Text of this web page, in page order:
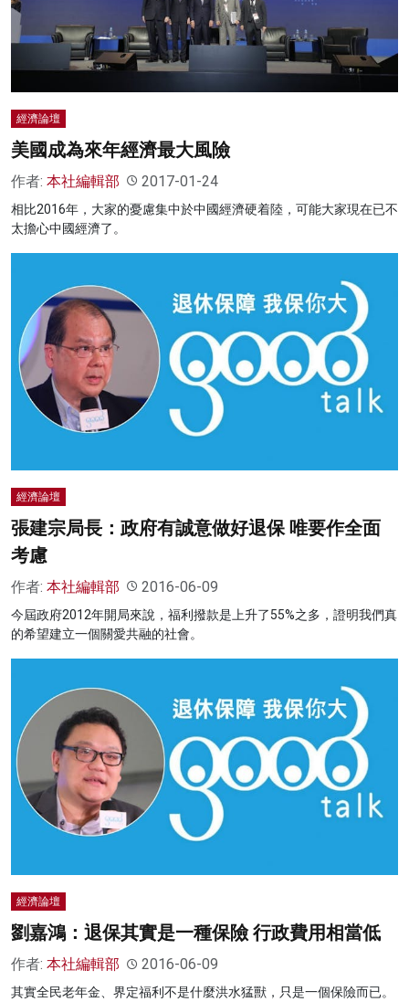
經濟論壇
美國成為來年經濟最大風險
作者: 本社編輯部 2017-01-24
相比2016年，大家的憂慮集中於中國經濟硬着陸，可能大家現在已不
太擔心中國經濟了。
經濟論壇
張建宗局長：政府有誠意做好退保 唯要作全面
考慮
作者: 本社編輯部 2016-06-09
今屆政府2012年開局來說，福利撥款是上升了55%之多，證明我們真
的希望建立一個關愛共融的社會。
經濟論壇
劉嘉鴻：退保其實是一種保險 行政費用相當低
作者: 本社編輯部 2016-06-09
其實全民老年金、界定福利不是什麼洪水猛獸，只是一個保險而已。